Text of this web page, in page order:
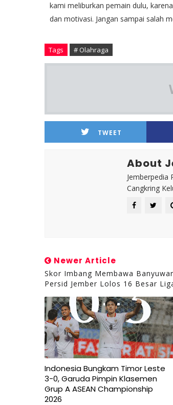
kami meliburkan pemain dulu,
dan motivasi. Jangan sampai salah
Tags # Olahraga
TWEET
About
Jemberpedia
Cangkring
Newer Article
Skor Imbang Membawa
Persid Jember Lolos 16 Besar
Indonesia Bungkam Timor Leste
3-0, Garuda Pimpin Klasemen
Grup A ASEAN Championship
2026